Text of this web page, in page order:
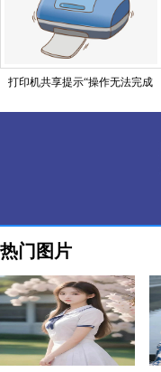
打印机共享提示“操作无法完成
热门图片